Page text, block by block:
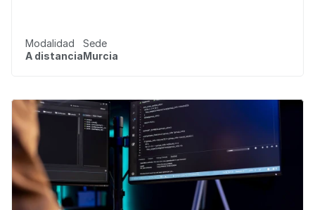
Modalidad
A distancia
Sede
Murcia